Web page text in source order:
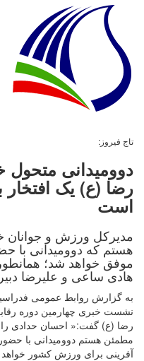
تاج فیروز:
دوومیدانی متحول
رضا (ع) یک
است
مدیرکل ورزش و
هستم که دوومیدانی با
موفق خواهد شد؛
هادی ساعی و علیرضا
به گزارش روابط عمومی
نشست خبری چهارمین دوره
رضا (ع) گفت:« احسان حدادی
مطمئن هستم دوومیدانی با
آفرینی برای ورزش کشور خواهد